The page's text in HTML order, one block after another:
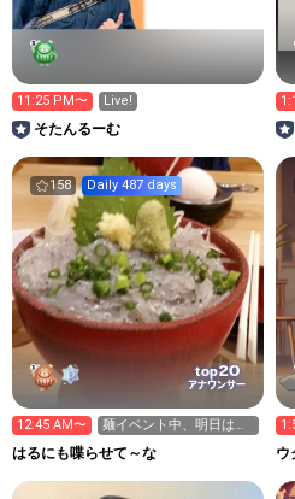
11:25 PM〜 Live!
そたんるーむ
158 Daily 487 days
top20
アナウンサー
12:45 AM〜
麺イベント中、明日は初
枠9:30
はるにも喋らせて～な